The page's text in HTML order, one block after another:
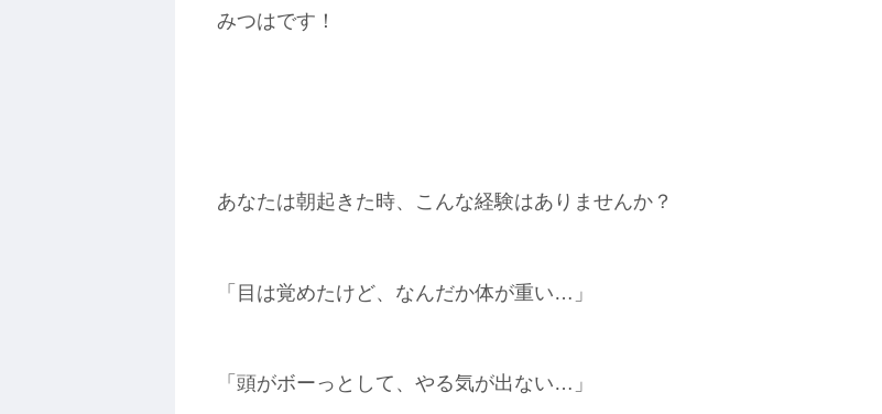
みつはです！
あなたは朝起きた時、こんな経験はありませんか？
「目は覚めたけど、なんだか体が重い…」
「頭がボーっとして、やる気が出ない…」